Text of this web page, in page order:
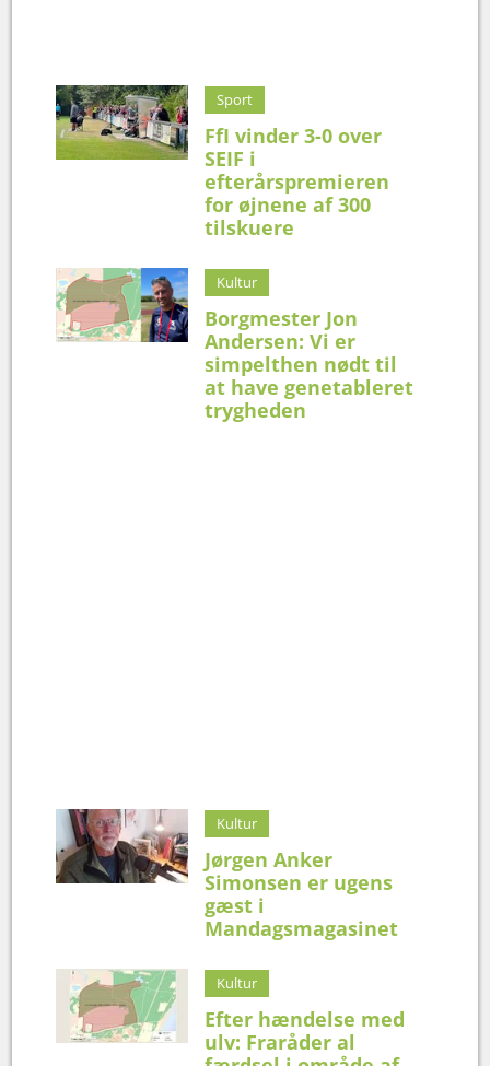
Sport
FfI vinder 3-0 over
SEIF i
efterårspremieren
for øjnene af 300
tilskuere
Kultur
Borgmester Jon
Andersen: Vi er
simpelthen nødt til
at have genetableret
trygheden
Kultur
Jørgen Anker
Simonsen er ugens
gæst i
Mandagsmagasinet
Kultur
Efter hændelse med
ulv: Fraråder al